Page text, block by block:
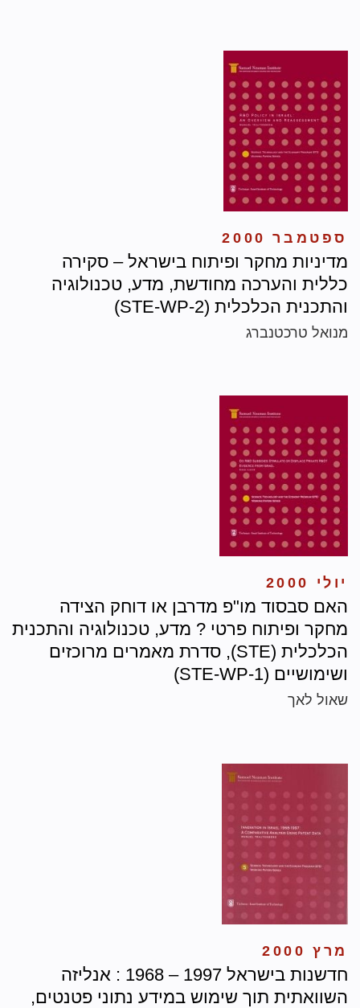
ספטמבר 2000
מדיניות מחקר ופיתוח בישראל – סקירה
כללית והערכה מחודשת, מדע, טכנולוגיה
והתכנית הכלכלית (STE-WP-2)
מנואל טרכטנברג
יולי 2000
האם סבסוד מו"פ מדרבן או דוחק הצידה
מחקר ופיתוח פרטי ? מדע, טכנולוגיה והתכנית
הכלכלית (STE), סדרת מאמרים מרוכזים
ושימושיים (STE-WP-1)
שאול לאך
מרץ 2000
חדשנות בישראל 1997 – 1968 : אנליזה
השוואתית תוך שימוש במידע נתוני פטנטים,